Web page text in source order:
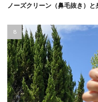
ノーズクリーン（鼻毛抜き）と